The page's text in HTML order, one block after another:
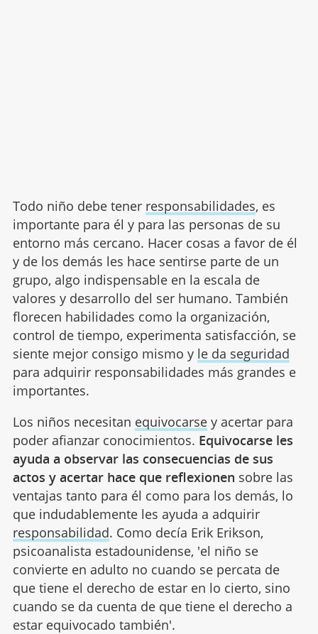
Todo niño debe tener responsabilidades, es
importante para él y para las personas de su
entorno más cercano. Hacer cosas a favor de él
y de los demás les hace sentirse parte de un
grupo, algo indispensable en la escala de
valores y desarrollo del ser humano. También
florecen habilidades como la organización,
control de tiempo, experimenta satisfacción, se
siente mejor consigo mismo y le da seguridad
para adquirir responsabilidades más grandes e
importantes.
Los niños necesitan equivocarsey acertar para
poder afianzar conocimientos. Equivocarse les
ayuda a observar las consecuencias de sus
actos y acertar hace que reflexionen sobre las
ventajas tanto para él como para los demás, lo
que indudablemente les ayuda a adquirir
responsabilidad. Como decía Erik Erikson,
psicoanalista estadounidense, 'el niño se
convierte en adulto no cuando se percata de
que tiene el derecho de estar en lo cierto, sino
cuando se da cuenta de que tiene el derecho a
estar equivocado también'.